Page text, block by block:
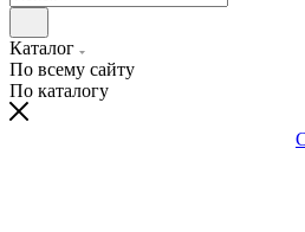
Каталог
По всему сайту
По каталогу